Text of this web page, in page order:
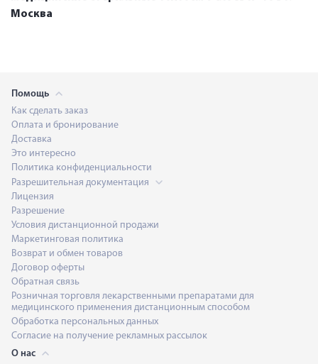
Москва
Помощь
Как сделать заказ
Оплата и бронирование
Доставка
Это интересно
Политика конфиденциальности
Разрешительная документация
Лицензия
Разрешение
Условия дистанционной продажи
Маркетинговая политика
Возврат и обмен товаров
Договор оферты
Обратная связь
Розничная торговля лекарственными препаратами для
медицинского применения дистанционным способом
Обработка персональных данных
Согласие на получение рекламных рассылок
О нас